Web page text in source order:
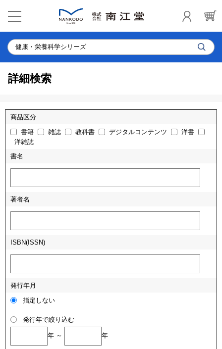
詳細検索
商品区分
書籍 雑誌 教科書 デジタルコンテンツ
洋書
洋雑誌
書名
著者名
ISBN(ISSN)
発行年月
指定しない
発行年で絞り込む
年 ～ 年